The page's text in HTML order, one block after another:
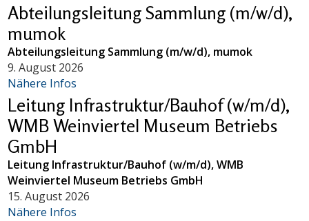
Abteilungsleitung Sammlung (m/w/d),
mumok
Abteilungsleitung Sammlung (m/w/d), mumok
9. August 2026
Nähere Infos
Leitung Infrastruktur/Bauhof (w/m/d),
WMB Weinviertel Museum Betriebs
GmbH
Leitung Infrastruktur/Bauhof (w/m/d), WMB
Weinviertel Museum Betriebs GmbH
15. August 2026
Nähere Infos